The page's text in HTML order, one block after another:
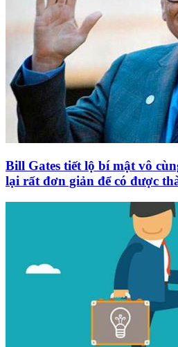
Bill Gates tiết lộ bí mật vô
lại rất đơn giản để có được